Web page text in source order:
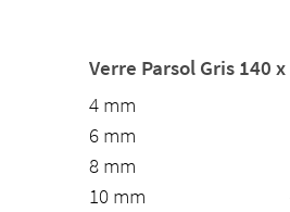
Verre Parsol Gris 140
4 mm
6 mm
8 mm
10 mm